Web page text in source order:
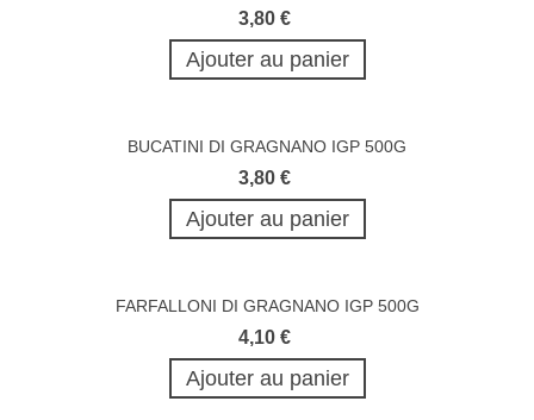
3,80 €
Ajouter au panier
BUCATINI DI GRAGNANO IGP 500G
3,80 €
Ajouter au panier
FARFALLONI DI GRAGNANO IGP 500G
4,10 €
Ajouter au panier